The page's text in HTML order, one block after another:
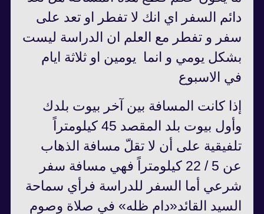
دائم السفر اي انك لا تفطر او تعد على
سفر و تفطر مع العلم ان الدراسة ليست
بشكل يومي و انما يومين او ثلاثة ايام
في الاسبوع
إذا كانت المسافة بين آخر بيوت بلدك
وأول بيوت بلد المقصد 45 كيلومتراً
تلفيقية على أن لا تقلّ مسافة الذهاب
عن 5 / 22 كيلومتراً فهي مسافة سفر
شرعي أما السفر للدراسة فرأي سماحة
السيد القائد«دام ظله» في صلاة وصوم